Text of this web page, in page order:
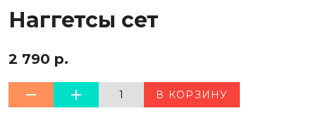
Наггетсы сет
2 790 р.
1 В КОРЗИНУ